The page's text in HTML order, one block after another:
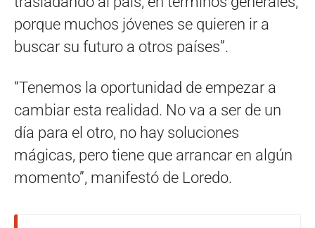
porque muchos jóvenes se quieren ir a
buscar su futuro a otros países”.
“Tenemos la oportunidad de empezar a
cambiar esta realidad. No va a ser de un
día para el otro, no hay soluciones
mágicas, pero tiene que arrancar en algún
momento”, manifestó de Loredo.